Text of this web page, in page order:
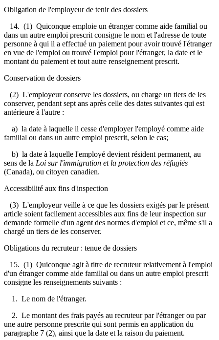
Obligation de l'employeur de tenir des dossiers
14. (1) Quiconque emploie un étranger comme aide familial ou
dans un autre emploi prescrit consigne le nom et l'adresse de toute
personne à qui il a effectué un paiement pour avoir trouvé l'étranger
en vue de l'emploi ou trouvé l'emploi pour l'étranger, la date et le
montant du paiement et tout autre renseignement prescrit.
Conservation de dossiers
(2) L'employeur conserve les dossiers, ou charge un tiers de les
conserver, pendant sept ans après celle des dates suivantes qui est
antérieure à l'autre :
a) la date à laquelle il cesse d'employer l'employé comme aide
familial ou dans un autre emploi prescrit, selon le cas;
b) la date à laquelle l'employé devient résident permanent, au
sens de la Loi sur l'immigration et la protection des réfugiés
(Canada), ou citoyen canadien.
Accessibilité aux fins d'inspection
(3) L'employeur veille à ce que les dossiers exigés par le présent
article soient facilement accessibles aux fins de leur inspection sur
demande formelle d'un agent des normes d'emploi et ce, même s'il a
chargé un tiers de les conserver.
Obligations du recruteur : tenue de dossiers
15. (1) Quiconque agit à titre de recruteur relativement à l'emploi
d'un étranger comme aide familial ou dans un autre emploi prescrit
consigne les renseignements suivants :
1. Le nom de l'étranger.
2. Le montant des frais payés au recruteur par l'étranger ou par
une autre personne prescrite qui sont permis en application du
paragraphe 7 (2), ainsi que la date et la raison du paiement.